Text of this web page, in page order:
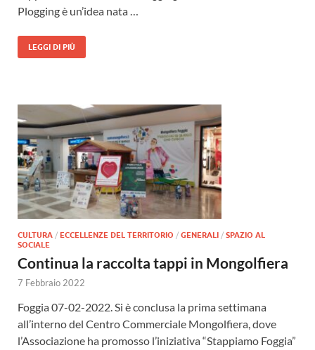
Plogging è un’idea nata …
LEGGI DI PIÙ
CULTURA / ECCELLENZE DEL TERRITORIO / GENERALI / SPAZIO AL
SOCIALE
Continua la raccolta tappi in Mongolfiera
7 Febbraio 2022
Foggia 07-02-2022. Si è conclusa la prima settimana
all’interno del Centro Commerciale Mongolfiera, dove
l’Associazione ha promosso l’iniziativa “Stappiamo Foggia”